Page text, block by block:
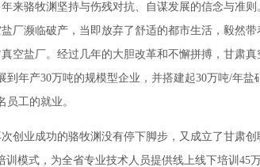
骆牧渊坚持与伤残对抗、自谋发展的信念与准则
厂濒临破产，当即放弃了舒适的都市生活，毅然
空盐厂。经过几年的大胆改革和不懈拼搏，甘肃
到年产30万吨的规模型企业，并搭建起30万吨/年盐
员工的就业。
业成功的骆牧渊没有停下脚步，又成立了甘肃创
训模式，为全省专业技术人员提供线上线下培训45